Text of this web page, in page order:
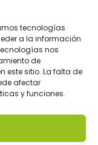
tecnologías
a la información
nos
de
este sitio. La falta de
afectar
y funciones.